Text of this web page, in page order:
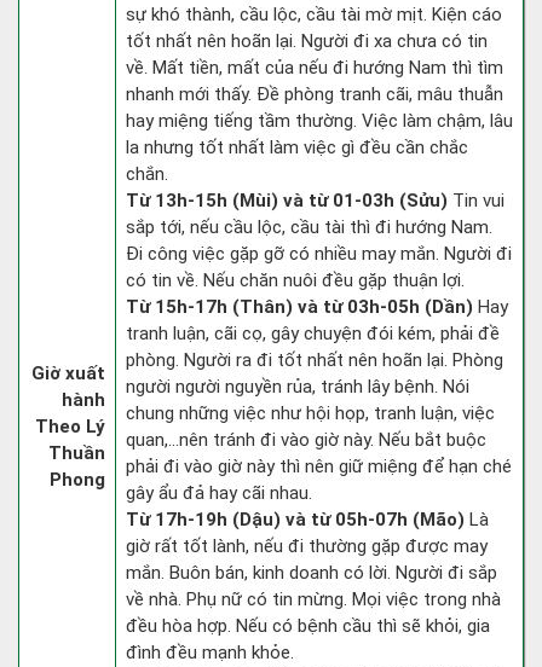
Giờ xuất
hành
Theo Lý
Thuần
Phong
sự khó thành, cầu lộc, cầu tài mờ mịt. Kiện cáo
tốt nhất nên hoãn lại. Người đi xa chưa có tin
về. Mất tiền, mất của nếu đi hướng Nam thì tìm
nhanh mới thấy. Đề phòng tranh cãi, mâu thuẫn
hay miệng tiếng tầm thường. Việc làm chậm, lâu
la nhưng tốt nhất làm việc gì đều cần chắc
chắn.
Từ 13h-15h (Mùi) và từ 01-03h (Sửu) Tin vui
sắp tới, nếu cầu lộc, cầu tài thì đi hướng Nam.
Đi công việc gặp gỡ có nhiều may mắn. Người đi
có tin về. Nếu chăn nuôi đều gặp thuận lợi.
Từ 15h-17h (Thân) và từ 03h-05h (Dần) Hay
tranh luận, cãi cọ, gây chuyện đói kém, phải đề
phòng. Người ra đi tốt nhất nên hoãn lại. Phòng
người người nguyền rủa, tránh lây bệnh. Nói
chung những việc như hội họp, tranh luận, việc
quan,…nên tránh đi vào giờ này. Nếu bắt buộc
phải đi vào giờ này thì nên giữ miệng để hạn ché
gây ẩu đả hay cãi nhau.
Từ 17h-19h (Dậu) và từ 05h-07h (Mão) Là
giờ rất tốt lành, nếu đi thường gặp được may
mắn. Buôn bán, kinh doanh có lời. Người đi sắp
về nhà. Phụ nữ có tin mừng. Mọi việc trong nhà
đều hòa hợp. Nếu có bệnh cầu thì sẽ khỏi, gia
đình đều mạnh khỏe.